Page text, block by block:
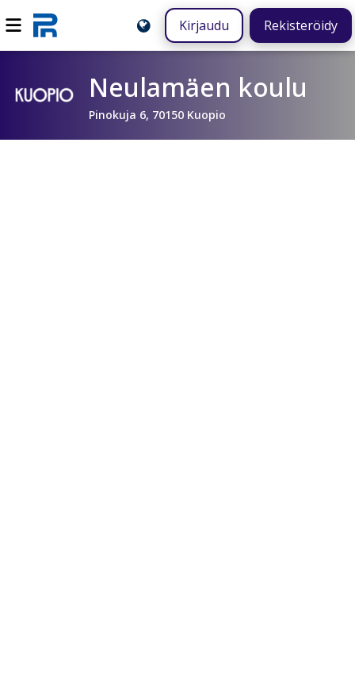
Kirjaudu Rekisteröidy
Neulamäen koulu
Pinokuja 6, 70150 Kuopio